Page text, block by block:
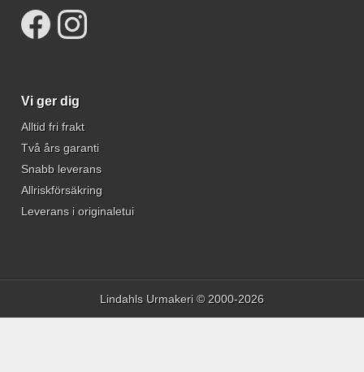
Vi ger dig
Alltid fri frakt
Två års garanti
Snabb leverans
Allriskförsäkring
Leverans i originaletui
Lindahls Urmakeri © 2000-2026